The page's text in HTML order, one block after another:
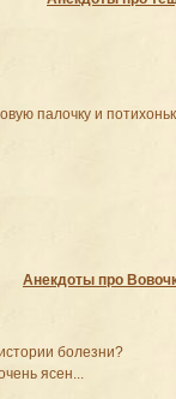
палочку и
Анекдоты про
болезни?
ясен...